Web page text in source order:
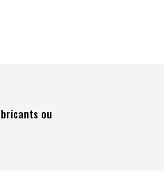
ou